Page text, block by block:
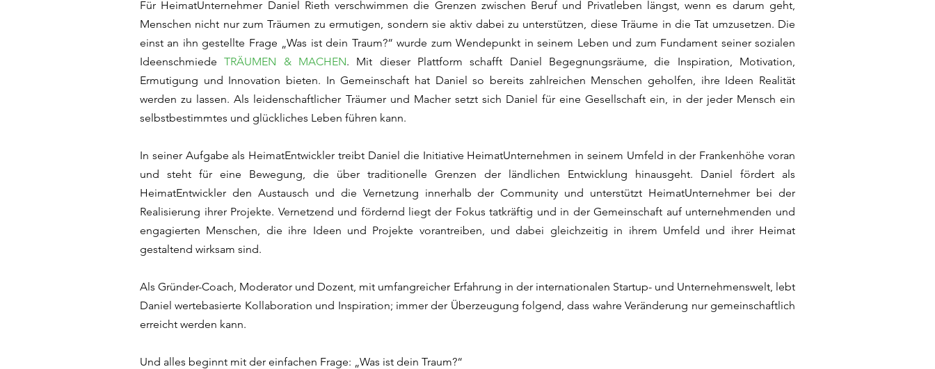
Für HeimatUnternehmer Daniel Rieth verschwimmen die Grenzen zwischen Beruf und Privatleben längst, wenn es darum geht,
Menschen nicht nur zum Träumen zu ermutigen, sondern sie aktiv dabei zu unterstützen, diese Träume in die Tat umzusetzen. Die
einst an ihn gestellte Frage „Was ist dein Traum?“ wurde zum Wendepunkt in seinem Leben und zum Fundament seiner sozialen
IdeenschmiedeTRÄUMEN & MACHEN. Mit dieser Plattform schafft Daniel Begegnungsräume, die Inspiration, Motivation,
Ermutigung und Innovation bieten. In Gemeinschaft hat Daniel so bereits zahlreichen Menschen geholfen, ihre Ideen Realität
werden zu lassen. Als leidenschaftlicher Träumer und Macher setzt sich Daniel für eine Gesellschaft ein, in der jeder Mensch ein
selbstbestimmtes und glückliches Leben führen kann.
In seiner Aufgabe als HeimatEntwickler treibt Daniel die Initiative HeimatUnternehmen in seinem Umfeld in der Frankenhöhe voran
und steht für eine Bewegung, die über traditionelle Grenzen der ländlichen Entwicklung hinausgeht. Daniel fördert als
HeimatEntwickler den Austausch und die Vernetzung innerhalb der Community und unterstützt HeimatUnternehmer bei der
Realisierung ihrer Projekte. Vernetzend und fördernd liegt der Fokus tatkräftig und in der Gemeinschaft auf unternehmenden und
engagierten Menschen, die ihre Ideen und Projekte vorantreiben, und dabei gleichzeitig in ihrem Umfeld und ihrer Heimat
gestaltend wirksam sind.
Als Gründer-Coach, Moderator und Dozent, mit umfangreicher Erfahrung in der internationalen Startup- und Unternehmenswelt, lebt
Daniel wertebasierte Kollaboration und Inspiration; immer der Überzeugung folgend, dass wahre Veränderung nur gemeinschaftlich
erreicht werden kann.
Und alles beginnt mit der einfachen Frage: „Was ist dein Traum?“